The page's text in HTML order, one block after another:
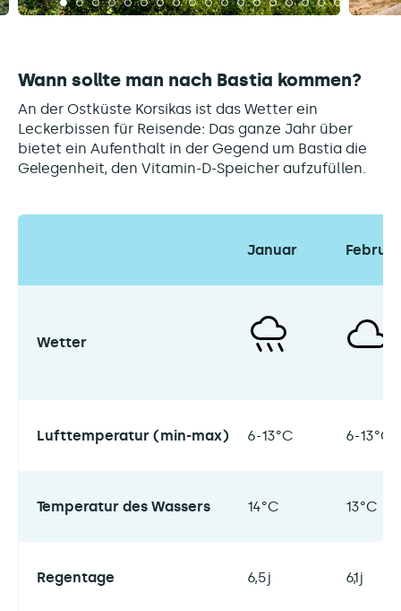
Wann sollte man nach Bastia kommen?
An der Ostküste Korsikas ist das Wetter ein
Leckerbissen für Reisende: Das ganze Jahr über
bietet ein Aufenthalt in der Gegend um Bastia die
Gelegenheit, den Vitamin-D-Speicher aufzufüllen.
Januar Februar
Wetter
Lufttemperatur (min-max) 6-13°C 6-13°C
Temperatur des Wassers 14°C 13°C
Regentage 6,5j 6,1j